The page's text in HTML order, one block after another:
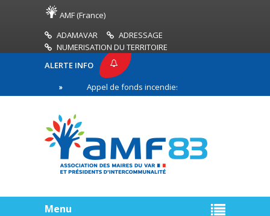
AMF (France)
ADAMAVAR
ADRESSAGE
NUMERISATION DU TERRITOIRE
ALERTE INFO
Appel de fonds incendies de forêt
ligne
Menu